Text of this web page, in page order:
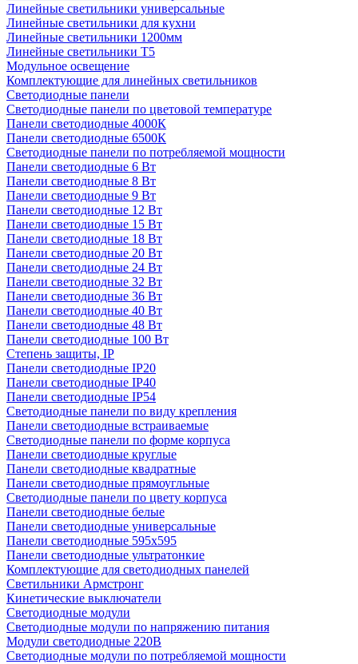
Линейные светильники универсальные
Линейные светильники для кухни
Линейные светильники 1200мм
Линейные светильники Т5
Модульное освещение
Комплектующие для линейных светильников
Светодиодные панели
Светодиодные панели по цветовой температуре
Панели светодиодные 4000К
Панели светодиодные 6500К
Светодиодные панели по потребляемой мощности
Панели светодиодные 6 Вт
Панели светодиодные 8 Вт
Панели светодиодные 9 Вт
Панели светодиодные 12 Вт
Панели светодиодные 15 Вт
Панели светодиодные 18 Вт
Панели светодиодные 20 Вт
Панели светодиодные 24 Вт
Панели светодиодные 32 Вт
Панели светодиодные 36 Вт
Панели светодиодные 40 Вт
Панели светодиодные 48 Вт
Панели светодиодные 100 Вт
Степень защиты, IP
Панели светодиодные IP20
Панели светодиодные IP40
Панели светодиодные IP54
Светодиодные панели по виду крепления
Панели светодиодные встраиваемые
Светодиодные панели по форме корпуса
Панели светодиодные круглые
Панели светодиодные квадратные
Панели светодиодные прямоугльные
Светодиодные панели по цвету корпуса
Панели светодиодные белые
Панели светодиодные универсальные
Панели светодиодные 595х595
Панели светодиодные ультратонкие
Комплектующие для светодиодных панелей
Светильники Армстронг
Кинетические выключатели
Светодиодные модули
Светодиодные модули по напряжению питания
Модули светодиодные 220В
Светодиодные модули по потребляемой мощности